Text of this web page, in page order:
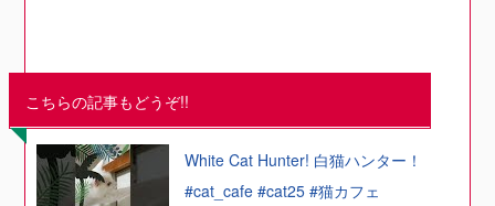
こちらの記事もどうぞ!!
White Cat Hunter! 白猫ハンター！
#cat_cafe #cat25 #猫カフェ